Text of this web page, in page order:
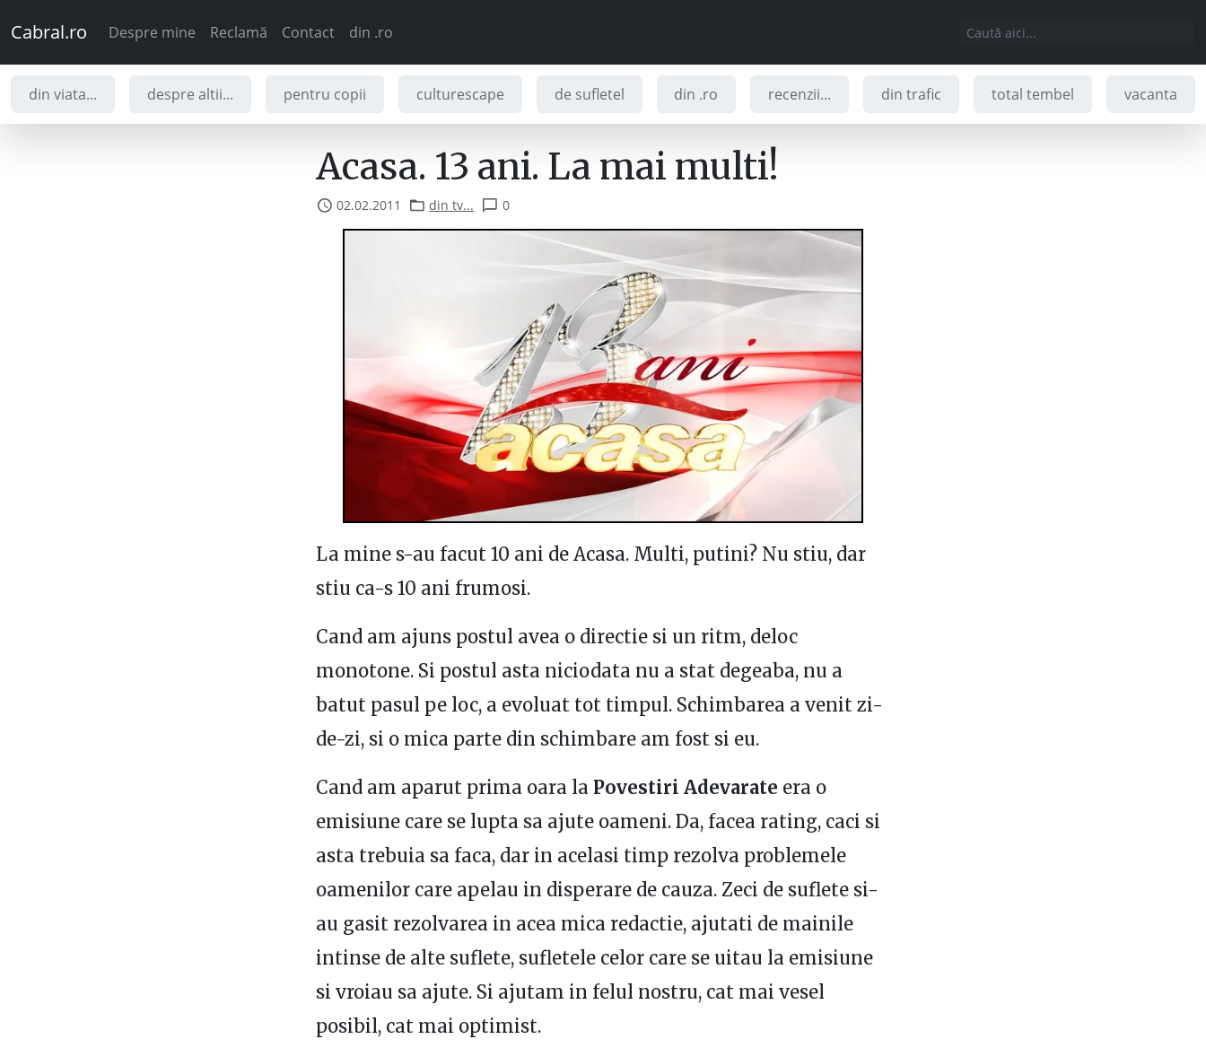
Cabral.ro Despre mine Reclamă Contact din .ro
din viata... despre altii... pentru copii culturescape de sufletel din .ro recenzii... din trafic total tembel vacanta
Acasa. 13 ani. La mai multi!
02.02.2011 din tv... 0
La mine s-au facut 10 ani de Acasa. Multi, putini? Nu stiu, dar
stiu ca-s 10 ani frumosi.
Cand am ajuns postul avea o directie si un ritm, deloc
monotone. Si postul asta niciodata nu a stat degeaba, nu a
batut pasul pe loc, a evoluat tot timpul. Schimbarea a venit zi-
de-zi, si o mica parte din schimbare am fost si eu.
Cand am aparut prima oara la Povestiri Adevarate era o
emisiune care se lupta sa ajute oameni. Da, facea rating, caci si
asta trebuia sa faca, dar in acelasi timp rezolva problemele
oamenilor care apelau in disperare de cauza. Zeci de suflete si-
au gasit rezolvarea in acea mica redactie, ajutati de mainile
intinse de alte suflete, sufletele celor care se uitau la emisiune
si vroiau sa ajute. Si ajutam in felul nostru, cat mai vesel
posibil, cat mai optimist.